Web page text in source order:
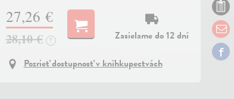
27,26 €
28,10 € ?
Zasielame do 12 dní
Pozrieť dostupnosť v kníhkupectvách